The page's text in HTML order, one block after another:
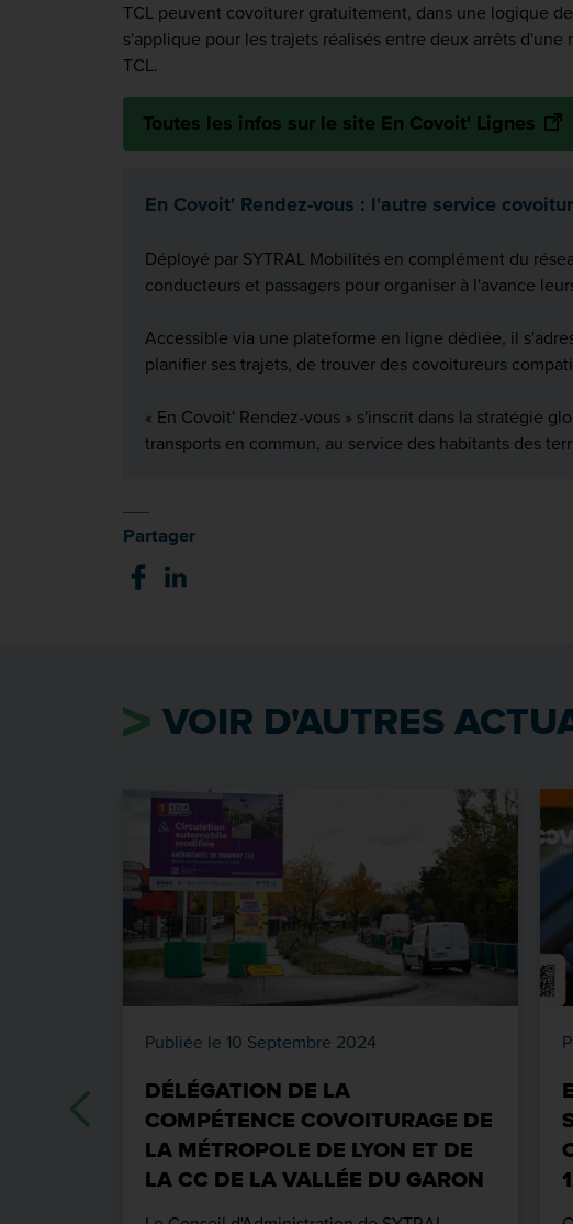
TCL peuvent covoiturer gratuitement, dans une logique
s'applique pour les trajets réalisés entre deux arrêts
TCL.
Toutes les infos sur le site En Covoit' Lignes
En Covoit' Rendez-vous : l'autre service
Déployé par SYTRAL Mobilités en complément du
conducteurs et passagers pour organiser à l'avance
Accessible via une plateforme en ligne dédiée, il
planifier ses trajets, de trouver des covoitureurs
« En Covoit' Rendez-vous » s'inscrit dans la stratégie
transports en commun, au service des habitants des
Partager
VOIR D'AUTRES
Publiée le 10 Septembre 2024
DÉLÉGATION DE LA
COMPÉTENCE COVOITURAGE DE
LA MÉTROPOLE DE LYON ET DE
LA CC DE LA VALLÉE DU GARON